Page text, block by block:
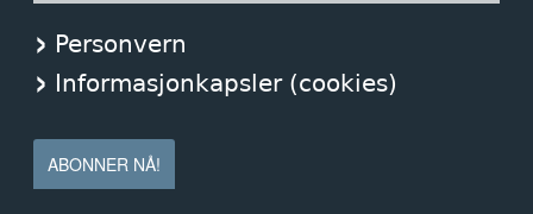
Personvern
Informasjonkapsler (cookies)